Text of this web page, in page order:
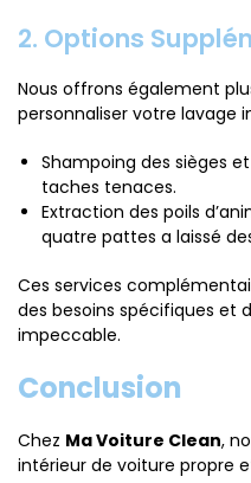
2. Options
Nous offrons également
personnaliser votre lavage
Shampoing des sièges
taches tenaces.
Extraction des poils
quatre pattes a laissé
Ces services
des besoins spécifiques et
impeccable.
Conclusion
Chez Ma Voiture Clean,
intérieur de voiture propre